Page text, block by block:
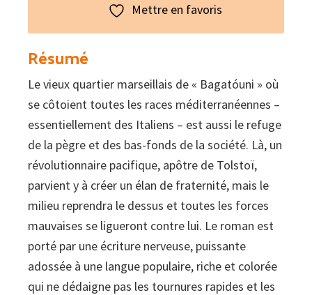
Mettre en favoris
Résumé
Le vieux quartier marseillais de « Bagatóuni » où
se côtoient toutes les races méditerranéennes –
essentiellement des Italiens – est aussi le refuge
de la pègre et des bas-fonds de la société. Là, un
révolutionnaire pacifique, apôtre de Tolstoï,
parvient y à créer un élan de fraternité, mais le
milieu reprendra le dessus et toutes les forces
mauvaises se ligueront contre lui. Le roman est
porté par une écriture nerveuse, puissante
adossée à une langue populaire, riche et colorée
qui ne dédaigne pas les tournures rapides et les